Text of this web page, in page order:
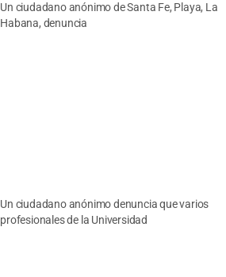
Un ciudadano anónimo de Santa Fe, Playa, La
Habana, denuncia
Un ciudadano anónimo denuncia que varios
profesionales de la Universidad